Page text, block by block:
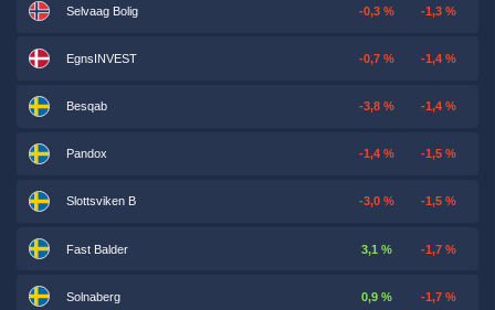
Selvaag Bolig -0,3 % -1,3 %
EgnsINVEST -0,7 % -1,4 %
Besqab -3,8 % -1,4 %
Pandox -1,4 % -1,5 %
Slottsviken B -3,0 % -1,5 %
Fast Balder 3,1 % -1,7 %
Solnaberg 0,9 % -1,7 %